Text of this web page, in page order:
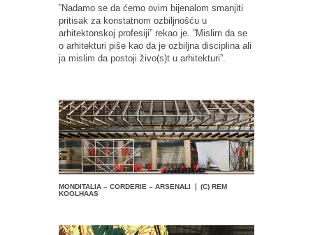
”Nadamo se da ćemo ovim bijenalom smanjiti
pritisak za konstatnom ozbiljnošću u
arhitektonskoj profesiji” rekao je. ”Mislim da se
o arhitekturi piše kao da je ozbiljna disciplina ali
ja mislim da postoji živo(s)t u arhitekturi”.
MONDITALIA – CORDERIE – ARSENALI ❘ (C) REM
KOOLHAAS